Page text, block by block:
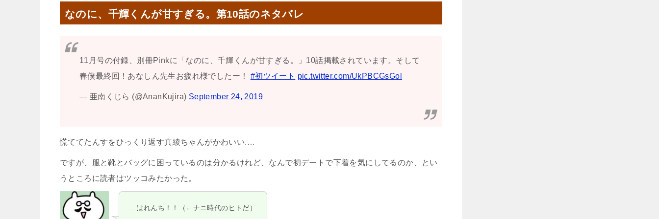
なのに、千輝くんが甘すぎる。第10話のネタバレ
11月号の付録、別冊Pinkに「なのに、千輝くんが甘すぎる。」10話掲載されています。そして
春僕最終回！あなしん先生お疲れ様でしたー！ #初ツイート pic.twitter.com/UkPBCGsGol
— 亜南くじら (@AnanKujira) September 24, 2019
慌ててたんすをひっくり返す真綾ちゃんがかわいい.…
ですが、服と靴とバッグに困っているのは分かるけれど、なんで初デートで下着を気にしてるのか、とい
うところに読者はツッコみたかった。
…はれんち！！（←ナニ時代のヒトだ）